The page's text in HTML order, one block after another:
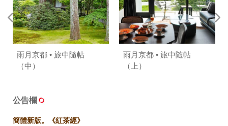
雨月京都 • 旅中隨帖
（中）
雨月京都 • 旅中隨帖
（上）
公告欄
簡體新版。《紅茶經》